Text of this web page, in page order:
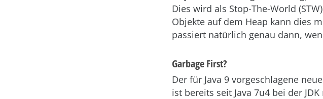
Dies wird als Stop-The-World
Objekte auf dem Heap kann dies
passiert natürlich genau dann,
Garbage First?
Der für Java 9 vorgeschlagene
ist bereits seit Java 7u4 bei der